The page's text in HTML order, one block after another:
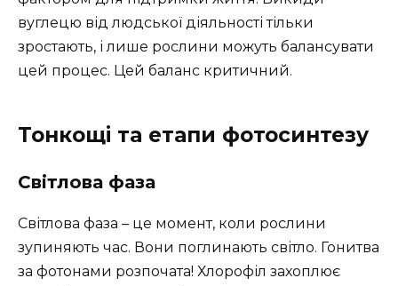
вуглецю від людської діяльності тільки
зростають, і лише рослини можуть балансувати
цей процес. Цей баланс критичний.
Тонкощі та етапи фотосинтезу
Світлова фаза
Світлова фаза – це момент, коли рослини
зупиняють час. Вони поглинають світло. Гонитва
за фотонами розпочата! Хлорофіл захоплює